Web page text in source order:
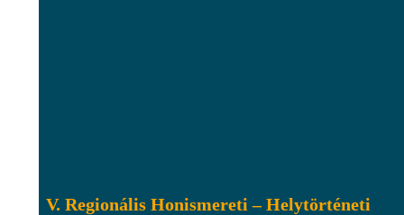
V. Regionális Honismereti – Helytörténeti